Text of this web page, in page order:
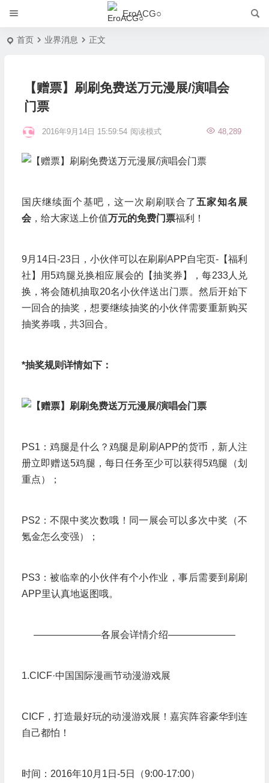
EroACG○
首页 业界消息 正文
【赠票】刷刷免费送万元漫展/演唱会
门票
2016年9月14日 15:59:54 48,289
阅读模式
国庆继续面个基吧，这一次刷刷联合了 五家知名展
会，给大家送上价值万元的免费门票福利！
9月14日-23日，小伙伴可以在刷刷APP自宅页-【福利
社】用5鸡腿兑换相应展会的【抽奖券】，每233人兑
换，将会随机抽取20名小伙伴送出门票。然后开始下
一回合的抽奖，想要继续抽奖的小伙伴需要重新购买
抽奖券哦，共3回合。
*抽奖规则详情如下：
PS1：鸡腿是什么？鸡腿是刷刷APP的货币，新人注
册立即赠送5鸡腿，每日任务至少可以获得5鸡腿（划
重点）；
PS2：不限中奖次数哦！同一展会可以多次中奖（不
氪金怎么变强）；
PS3：被临幸的小伙伴有个小作业，事后需要到刷刷
APP里认真地返图哦。
———————各展会详情介绍———————
1.CICF·中国国际漫画节动漫游戏展
CICF，打造最好玩的动漫游戏展！嘉宾阵容豪华到连
自己都怕！
时间：2016年10月1日-5日（9:00-17:00）